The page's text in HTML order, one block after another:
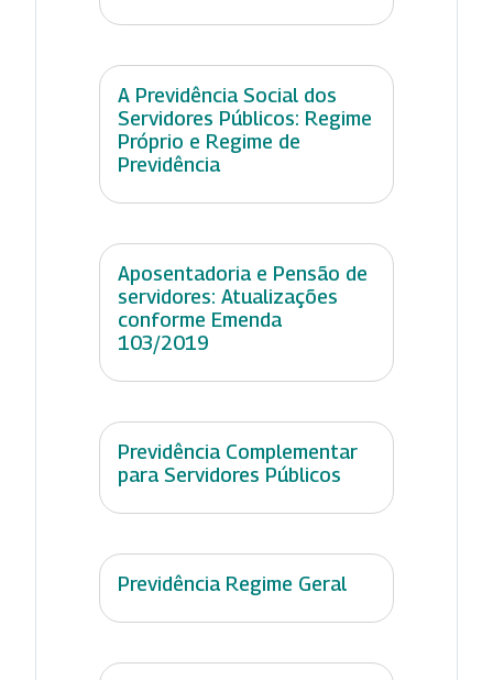
A Previdência Social dos
Servidores Públicos: Regime
Próprio e Regime de
Previdência
Aposentadoria e Pensão de
servidores: Atualizações
conforme Emenda
103/2019
Previdência Complementar
para Servidores Públicos
Previdência Regime Geral